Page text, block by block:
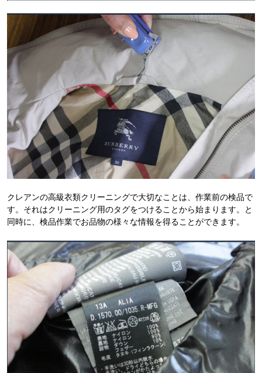
クレアンの高級衣類クリーニングで大切なことは、作業前の検品で
す。それはクリーニング用のタグをつけることから始まります。と
同時に、検品作業でお品物の様々な情報を得ることができます。